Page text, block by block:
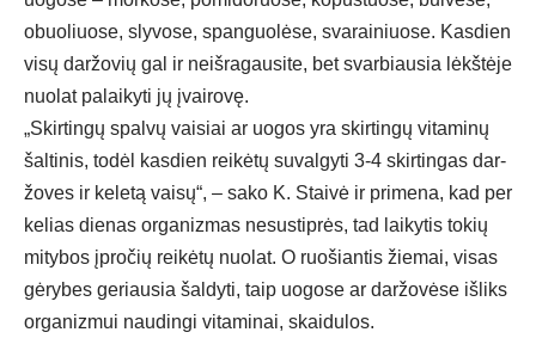
obuo­liuo­se, sly­vo­se, span­guo­lė­se, sva­rai­niuo­se. Kas­dien
vi­sų dar­žo­vių gal ir neiš­ra­gau­si­te, bet svar­biau­sia lėkš­tė­je
nuo­lat pa­lai­ky­ti jų įvai­ro­vę.
„Skir­tin­gų spal­vų vai­siai ar uo­gos yra skir­tin­gų vi­ta­mi­nų
šal­ti­nis, to­dėl kas­dien rei­kė­tų su­val­gy­ti 3-4 skir­tin­gas dar­
žo­ves ir ke­le­tą vai­sų“, – sa­ko K. Stai­vė ir pri­me­na, kad per
ke­lias die­nas or­ga­niz­mas ne­sus­tip­rės, tad lai­ky­tis to­kių
mi­ty­bos įpro­čių rei­kė­tų nuo­lat. O ruo­šian­tis žie­mai, vi­sas
gė­ry­bes ge­riau­sia šal­dy­ti, taip uo­go­se ar dar­žo­vė­se iš­liks
or­ga­niz­mui nau­din­gi vi­ta­mi­nai, skai­du­los.